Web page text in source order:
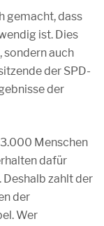
gemacht, dass
ist. Dies
sondern auch
der SPD-
der
Menschen
dafür
Deshalb zahlt der
der
Wer